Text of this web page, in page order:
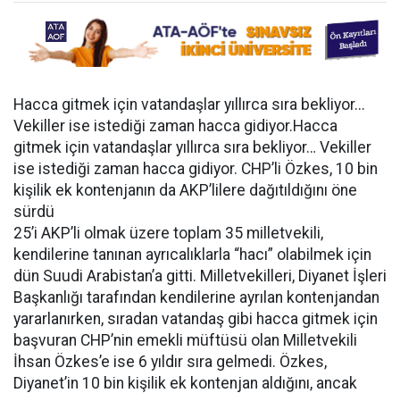
Hacca gitmek için vatandaşlar yıllırca sıra bekliyor...
Vekiller ise istediği zaman hacca gidiyor.Hacca
gitmek için vatandaşlar yıllırca sıra bekliyor… Vekiller
ise istediği zaman hacca gidiyor. CHP’li Özkes, 10 bin
kişilik ek kontenjanın da AKP’lilere dağıtıldığını öne
sürdü
25’i AKP’li olmak üzere toplam 35 milletvekili,
kendilerine tanınan ayrıcalıklarla “hacı” olabilmek için
dün Suudi Arabistan’a gitti. Milletvekilleri, Diyanet İşleri
Başkanlığı tarafından kendilerine ayrılan kontenjandan
yararlanırken, sıradan vatandaş gibi hacca gitmek için
başvuran CHP’nin emekli müftüsü olan Milletvekili
İhsan Özkes’e ise 6 yıldır sıra gelmedi. Özkes,
Diyanet’in 10 bin kişilik ek kontenjan aldığını, ancak